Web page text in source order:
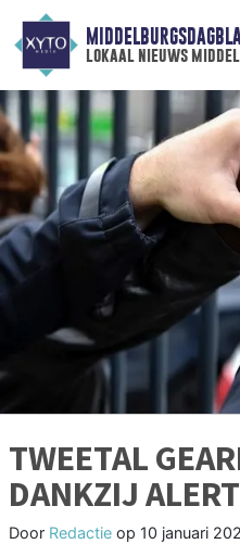
lokaal nieuws
TWEETAL
DANKZIJ
Door Redactie op 10 januari